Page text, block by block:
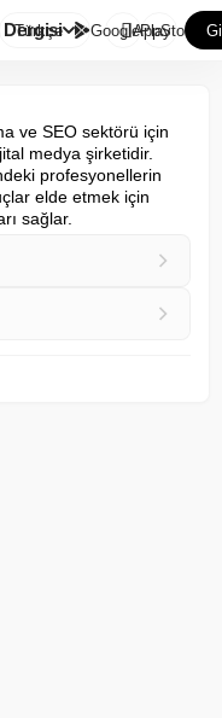
Dergisi
Türkçe GooglePlay
AppStore
ve SEO sektörü için
medya şirketidir.
profesyonellerin
elde etmek için
sağlar.